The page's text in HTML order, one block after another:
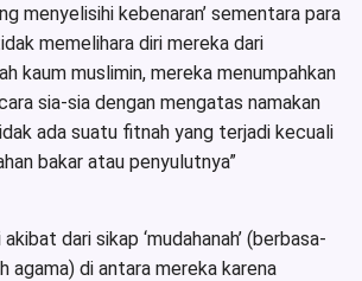
menyelisihi kebenaran’ sementara para
memelihara diri mereka dari
kaum muslimin, mereka menumpahkan
sia-sia dengan mengatas namakan
ada suatu fitnah yang terjadi kecuali
bakar atau penyulutnya”
dari sikap ‘mudahanah’ (berbasa-
agama) di antara mereka karena